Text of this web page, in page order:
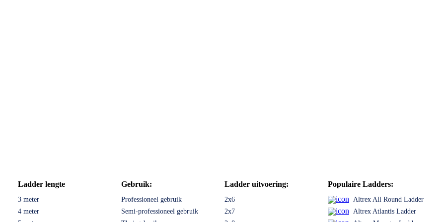
Ladder lengte
3 meter
4 meter
Gebruik:
Professioneel gebruik
Semi-professioneel gebruik
Ladder uitvoering:
2x6
2x7
Populaire Ladders:
Altrex All Round Ladder
Altrex Atlantis Ladder